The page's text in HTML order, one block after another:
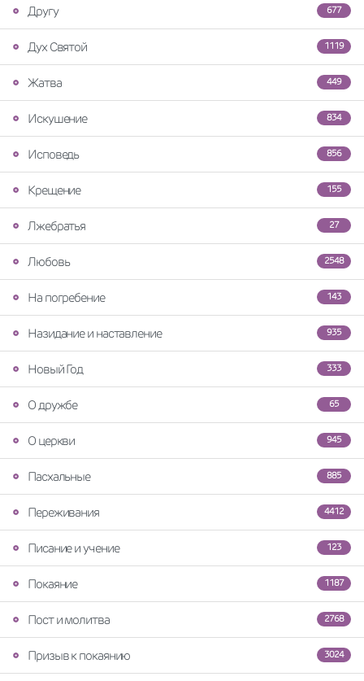
677
Другу
1119
Дух Святой
449
Жатва
834
Искушение
856
Исповедь
155
Крещение
27
Лжебратья
2548
Любовь
143
На погребение
935
Назидание и наставление
333
Новый Год
65
О дружбе
945
О церкви
885
Пасхальные
4412
Переживания
123
Писание и учение
1187
Покаяние
2768
Пост и молитва
3024
Призыв к покаянию